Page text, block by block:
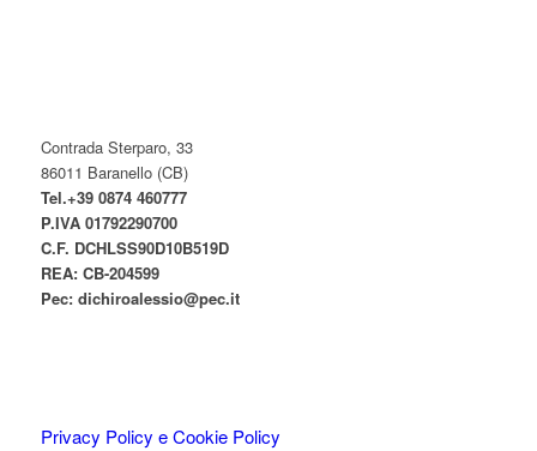
prodotto
Contrada Sterparo, 33
86011 Baranello (CB)
Tel.+39 0874 460777
P.IVA 01792290700
C.F. DCHLSS90D10B519D
REA: CB-204599
Pec: dichiroalessio@pec.it
Privacy Policy e Cookie Policy